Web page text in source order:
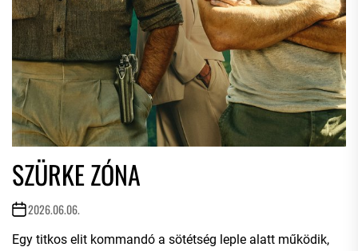
SZÜRKE ZÓNA
2026.06.06.
Egy titkos elit kommandó a sötétség leple alatt működik,